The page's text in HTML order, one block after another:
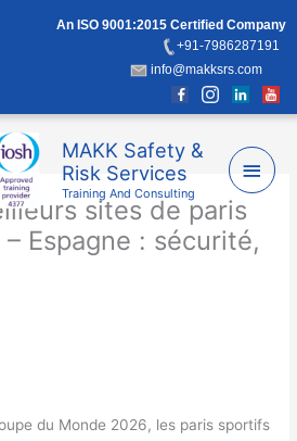
An ISO 9001:2015 Certified Company
+91-7986287191
info@makksrs.com
MAKK Safety &
Risk Services
Training And Consulting
Menu
sites de paris
Espagne : sécurité,
du Monde 2026, les paris sportifs